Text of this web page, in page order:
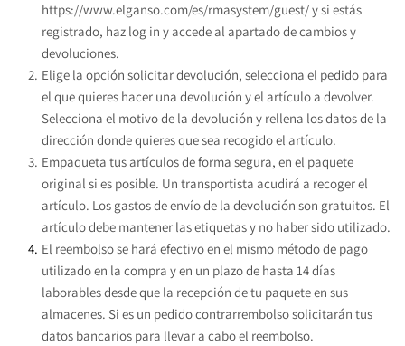
https://www.elganso.com/es/rmasystem/guest/ y si estás
registrado, haz log in y accede al apartado de cambios y
devoluciones.
Elige la opción solicitar devolución, selecciona el pedido para
el que quieres hacer una devolución y el artículo a devolver.
Selecciona el motivo de la devolución y rellena los datos de la
dirección donde quieres que sea recogido el artículo.
Empaqueta tus artículos de forma segura, en el paquete
original si es posible. Un transportista acudirá a recoger el
artículo. Los gastos de envío de la devolución son gratuitos. El
artículo debe mantener las etiquetas y no haber sido utilizado.
El reembolso se hará efectivo en el mismo método de pago
utilizado en la compra y en un plazo de hasta 14 días
laborables desde que la recepción de tu paquete en sus
almacenes. Si es un pedido contrarrembolso solicitarán tus
datos bancarios para llevar a cabo el reembolso.